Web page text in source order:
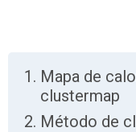
Mapa de
clustermap
Método de